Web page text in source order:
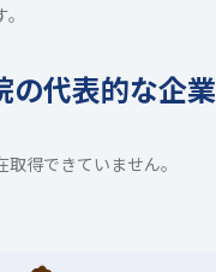
の代表的な企業
得できていません。